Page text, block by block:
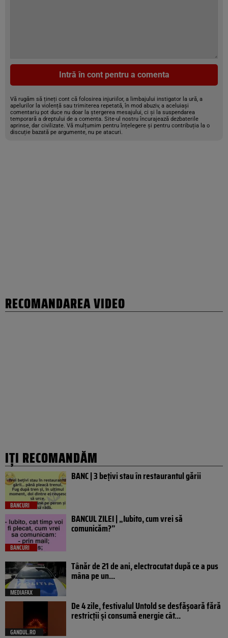
Intră în cont pentru a comenta
Vă rugăm să țineți cont că folosirea injuriilor, a limbajului instigator la ură, a
apelurilor la violență sau trimiterea repetată, în mod abuziv, a aceluiași
comentariu pot duce nu doar la ștergerea mesajului, ci și la suspendarea
temporară a dreptului de a comenta. Site-ul nostru încurajează dezbaterile
aprinse, dar civilizate. Vă mulțumim pentru înțelegere și pentru contribuția la o
discuție bazată pe argumente, nu pe atacuri.
RECOMANDAREA VIDEO
IȚI RECOMANDĂM
BANCURI
BANC | 3 bețivi stau în restaurantul gării
BANCURI
BANCUL ZILEI | „Iubito, cum vrei să
comunicăm?”
MEDIAFAX
Tânăr de 21 de ani, electrocutat după ce a pus
mâna pe un...
GANDUL.RO
De 4 zile, festivalul Untold se desfășoară fără
restricții și consumă energie cât...